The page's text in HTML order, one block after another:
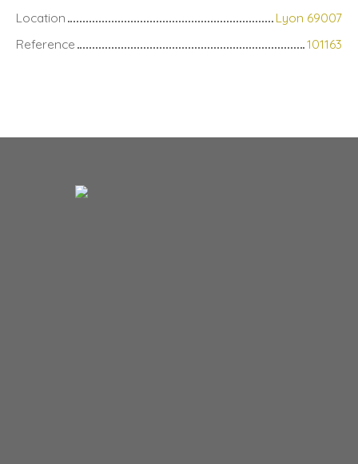
Location
Lyon 69007
Reference
101163